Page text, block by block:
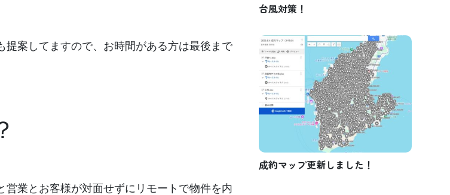
案してますので、お時間がある方は最後まで
業とお客様が対面せずにリモートで物件を内
台風対策！
成約マップ更新しました！